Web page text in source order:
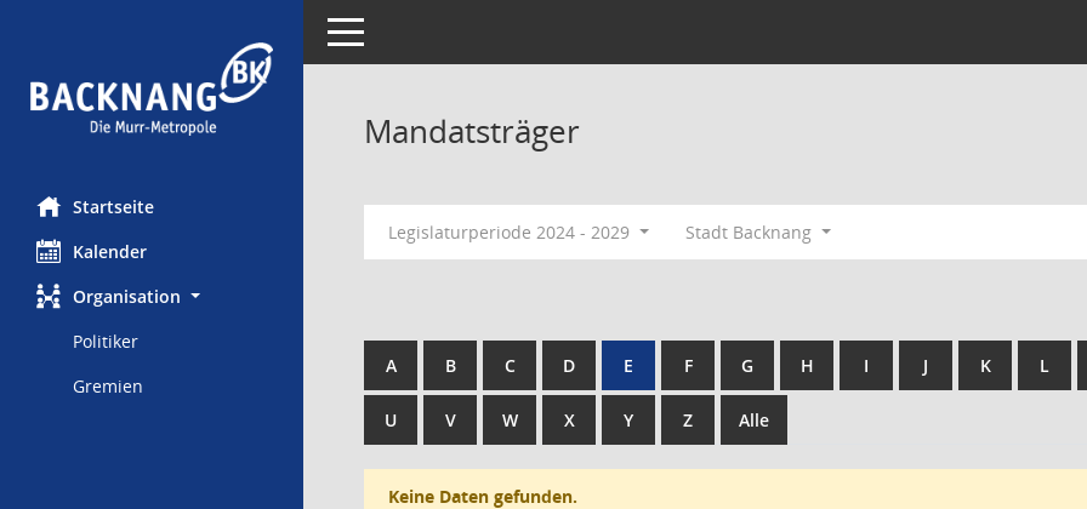
Startseite
Kalender
Organisation
Politiker
Gremien
Toggle navigation
Mandatsträger
Legislaturperiode 2024 - 2029 Stadt Backnang
A B C D E F G H I J K L
U V W X Y Z Alle
Keine Daten gefunden.